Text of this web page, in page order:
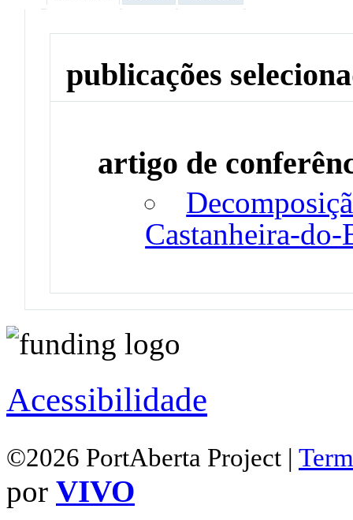
publicações
artigo de
Castanheira-
Acessibilidade
©2026 PortAberta Project |
por VIVO